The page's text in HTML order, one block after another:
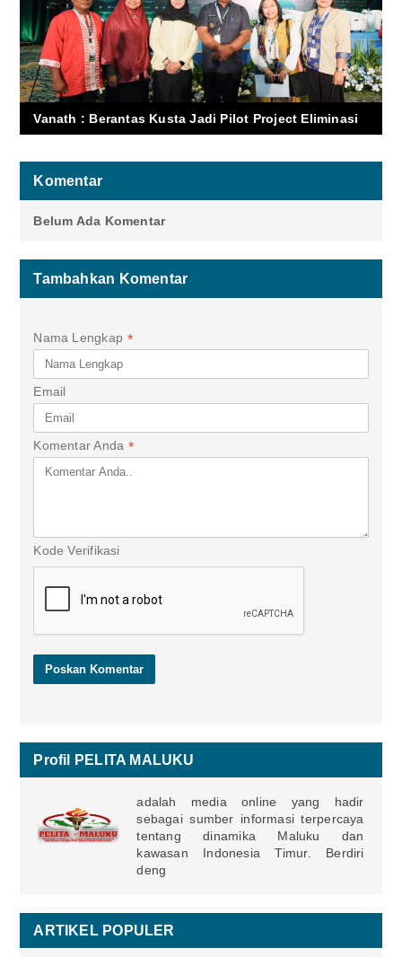
Vanath : Berantas Kusta Jadi Pilot Project Eliminasi
Komentar
Belum Ada Komentar
Tambahkan Komentar
Nama Lengkap *
Email
Komentar Anda *
Kode Verifikasi
Profil PELITA MALUKU
adalah media online yang hadir
sebagai sumber informasi terpercaya
tentang dinamika Maluku dan
kawasan Indonesia Timur. Berdiri
deng
ARTIKEL POPULER